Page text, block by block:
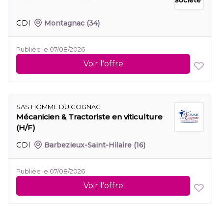
CDI Montagnac (34)
Publiée le 07/08/2026
Voir l'offre
SAS HOMME DU COGNAC
Mécanicien & Tractoriste en viticulture
(H/F)
CDI
Barbezieux-Saint-Hilaire (16)
Publiée le 07/08/2026
Voir l'offre